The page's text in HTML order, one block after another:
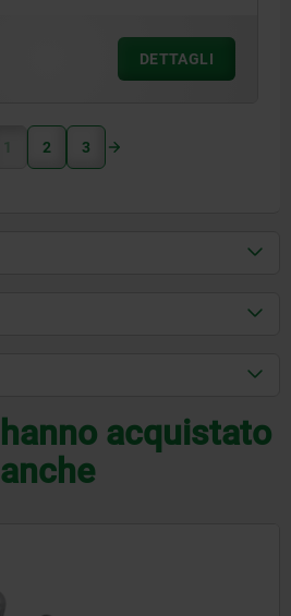
DETTAGLI
1 2 3
acquistato
anche